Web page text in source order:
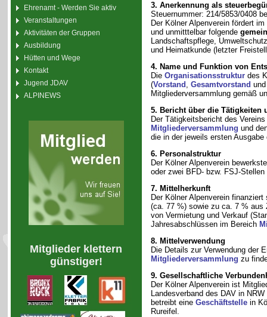
Ehrenamt - Werden Sie aktiv
Veranstaltungen
Aktivitäten der Gruppen
Ausbildung
Hütten und Wege
Kontakt
Jugend JDAV
ALPINEWS
Mitglieder klettern
günstiger!
3. Anerkennung als
Steuernummer: 214/5853/0408
Der Kölner Alpenverein fördert
und unmitttelbar folgende
Landschaftspflege,
und Heimatkunde (letzter
4. Name und Funktion von
Die Organisationsstrukturdes
(Vorstand , Gesamtvorstand
Mitgliederversammlung gemäß
5. Bericht über die Tätigkeiten
Der Tätigkeitsbericht des
Mitgliederversammlung und
die in der jeweils ersten
6. Personalstruktur
Der Kölner Alpenverein
oder zwei BFD- bzw. FSJ-
7. Mittelherkunft
Der Kölner Alpenverein
(ca. 77 %) sowie zu ca. 7 % aus
von Vermietung und Verkauf
Jahresabschlüssen im Bereich
8. Mittelverwendung
Die Details zur Verwendung der
Mitgliederversammlung zu
9. Gesellschaftliche
Der Kölner Alpenverein ist
Landesverband des DAV in
betreibt eine Geschäftstellein
Rureifel.